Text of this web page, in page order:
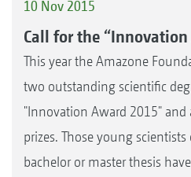
10 Nov 2015
Call for the
This year the Amazone
two outstanding scientific
"Innovation Award 2015" and
prizes. Those young
bachelor or master thesis